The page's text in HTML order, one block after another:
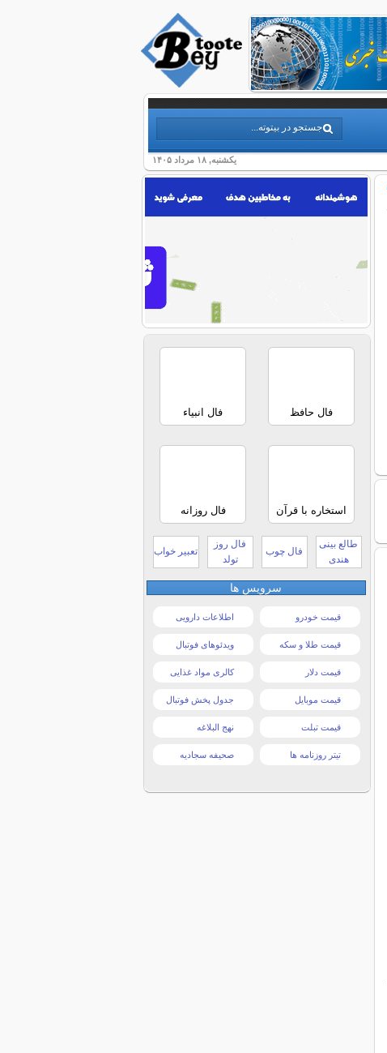
یکشنبه, ۱۸ مرداد ۱۴۰۵
فال حافظ فال انبیاء
استخاره با قرآن فال روزانه
طالع بینی
هندی
فال چوب
فال روز
تولد
تعبیر خواب
سرویس ها
قیمت خودرو اطلاعات دارویی
قیمت طلا و سکه ویدئوهای فوتبال
قیمت دلار کالری مواد غذایی
قیمت موبایل جدول پخش فوتبال
قیمت تبلت نهج البلاغه
تیتر روزنامه ها صحیفه سجادیه